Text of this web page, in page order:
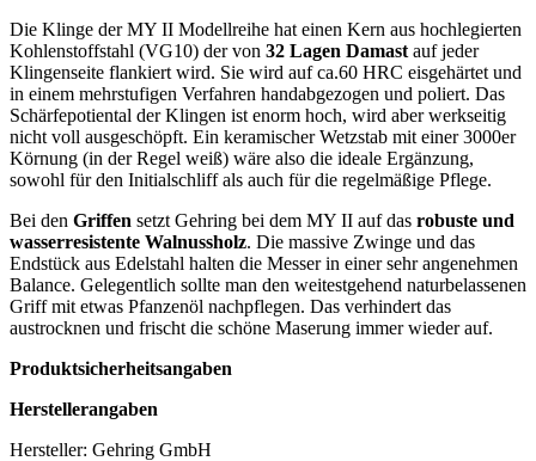
Die Klinge der MY II Modellreihe hat einen Kern aus hochlegierten
Kohlenstoffstahl (VG10) der von 32 Lagen Damast auf jeder
Klingenseite flankiert wird. Sie wird auf ca.60 HRC eisgehärtet und
in einem mehrstufigen Verfahren handabgezogen und poliert. Das
Schärfepotiental der Klingen ist enorm hoch, wird aber werkseitig
nicht voll ausgeschöpft. Ein keramischer Wetzstab mit einer 3000er
Körnung (in der Regel weiß) wäre also die ideale Ergänzung,
sowohl für den Initialschliff als auch für die regelmäßige Pflege.
Bei den Griffen setzt Gehring bei dem MY II auf das robuste und
wasserresistente Walnussholz. Die massive Zwinge und das
Endstück aus Edelstahl halten die Messer in einer sehr angenehmen
Balance. Gelegentlich sollte man den weitestgehend naturbelassenen
Griff mit etwas Pfanzenöl nachpflegen. Das verhindert das
austrocknen und frischt die schöne Maserung immer wieder auf.
Produktsicherheitsangaben
Herstellerangaben
Hersteller: Gehring GmbH